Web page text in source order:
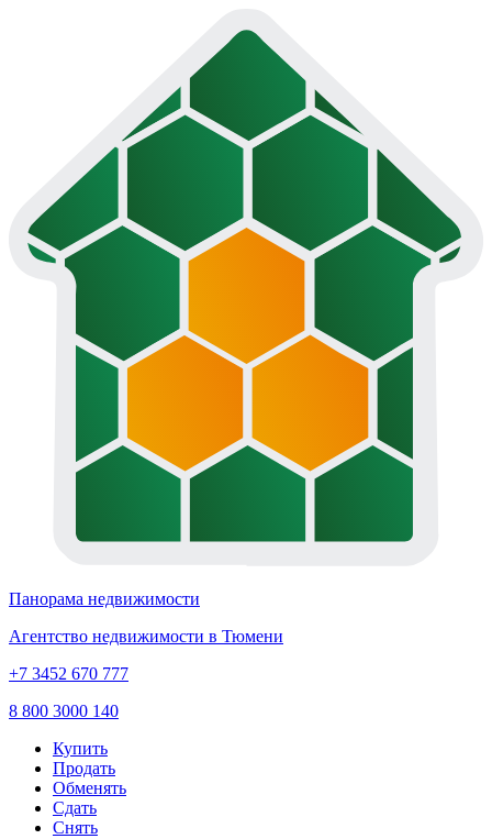
Панорама недвижимости
Агентство недвижимости в Тюмени
+7 3452 670 777
8 800 3000 140
Купить
Продать
Обменять
Сдать
Снять